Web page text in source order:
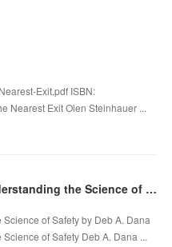
Exit.pdf ISBN:
Nearest Exit Olen Steinhauer ...
[PDF] Polyvagal Flip Chart: Understanding the Science of Safety download
of Safety by Deb A. Dana
of Safety Deb A. Dana ...